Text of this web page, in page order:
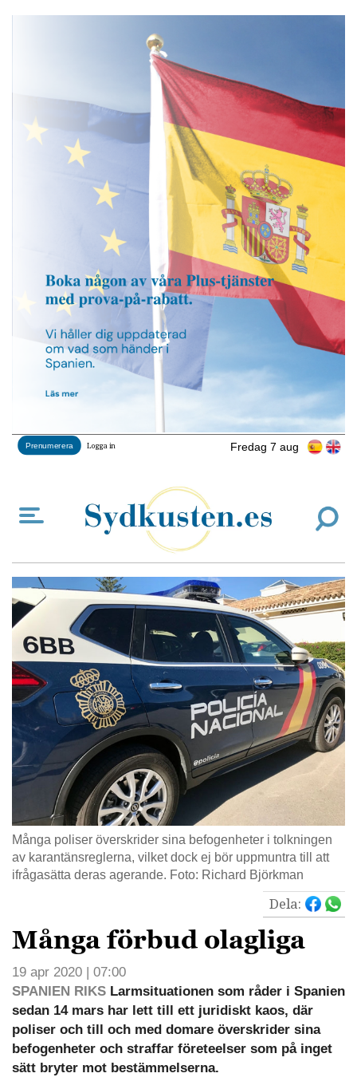
Fredag 7 aug
Prenumerera Logga in
Många poliser överskrider sina befogenheter i tolkningen
av karantänsreglerna, vilket dock ej bör uppmuntra till att
ifrågasätta deras agerande. Foto: Richard Björkman
Dela:
Många förbud olagliga
19 apr 2020 | 07:00
SPANIEN RIKS Larmsituationen som råder i Spanien
sedan 14 mars har lett till ett juridiskt kaos, där
poliser och till och med domare överskrider sina
befogenheter och straffar företeelser som på inget
sätt bryter mot bestämmelserna.